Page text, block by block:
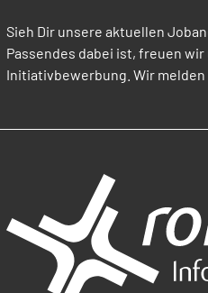
Sieh Dir unsere aktuellen
Passendes dabei ist, freuen wir
Initiativbewerbung. Wir